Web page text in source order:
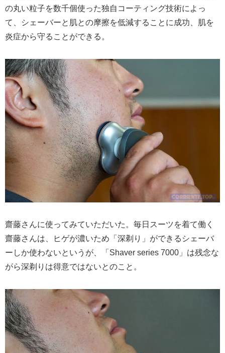
の丸い粒子を数千個使った独自コーティング技術によっ
て、シェーバーと肌との摩擦を低減することに成功、肌を
炎症から守ることができる。
齋藤さんに使ってみていただいた。毎日スーツを着て働く
齋藤さんは、ヒゲが濃いため「深剃り」ができるシェーバ
ーしか使わないというが、「Shaver series 7000」は残念な
がら深剃りは得意ではないとのこと。